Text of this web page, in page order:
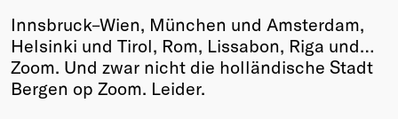
Winners
2026
Past
Annual
Innsbruck–Wien, München und Amsterdam,
Helsinki und Tirol, Rom, Lissabon, Riga und…
Zoom. Und zwar nicht die holländische Stadt
Bergen op Zoom. Leider.